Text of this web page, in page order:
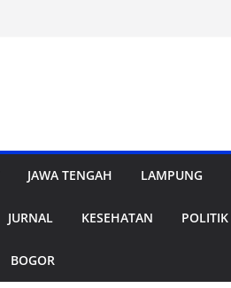
JAWA TENGAH LAMPUNG
JURNAL KESEHATAN POLITIK
BOGOR